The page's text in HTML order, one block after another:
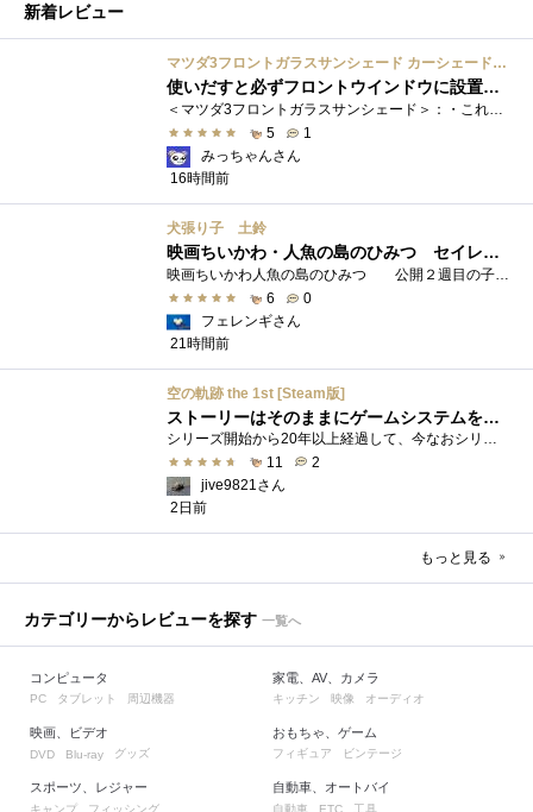
新着レビュー
マツダ3フロントガラスサンシェード カーシェード 車用 フロントウィンドウさんしえーど 遮光 断熱 カスタムパーツ 車種専用設計 折り畳み式 取付簡単 収納袋付き
使いだすと必ずフロントウインドウに設置する習慣がつきます
＜マツダ3フロントガラスサンシェード＞：・これまで使用していたサンシェードでも使用できるのですが、車内に蛇腹に畳んだサンシェード は�...
5
1
みっちゃんさん
16時間前
犬張り子 土鈴
映画ちいかわ・人魚の島のひみつ セイレーンのモデルは犬だった？
映画ちいかわ人魚の島のひみつ 公開２週目の子どもさんの来場が制限されているレイトショーでも満席でしたし新たにボンドロシールの来場�...
6
0
フェレンギさん
21時間前
空の軌跡 the 1st [Steam版]
ストーリーはそのままにゲームシステムを現代化
11
2
jive9821さん
2日前
もっと見る
カテゴリーからレビューを探す 一覧へ
コンピュータ
PC タブレット 周辺機器
映画、ビデオ
DVD Blu-ray グッズ
スポーツ、レジャー
キャンプ フィッシング
家電、AV、カメラ
キッチン 映像 オーディオ
おもちゃ、ゲーム
フィギュア ビンテージ
自動車、オートバイ
自動車 ETC 工具